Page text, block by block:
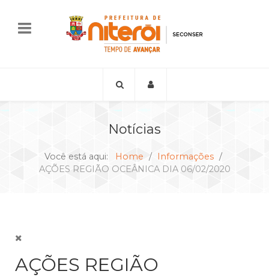
Notícias
Você está aqui: Home
Informações
AÇÕES REGIÃO OCEÂNICA DIA 06/02/2020
AÇÕES REGIÃO